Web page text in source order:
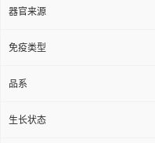
器官来源
免疫类型
品系
生长状态